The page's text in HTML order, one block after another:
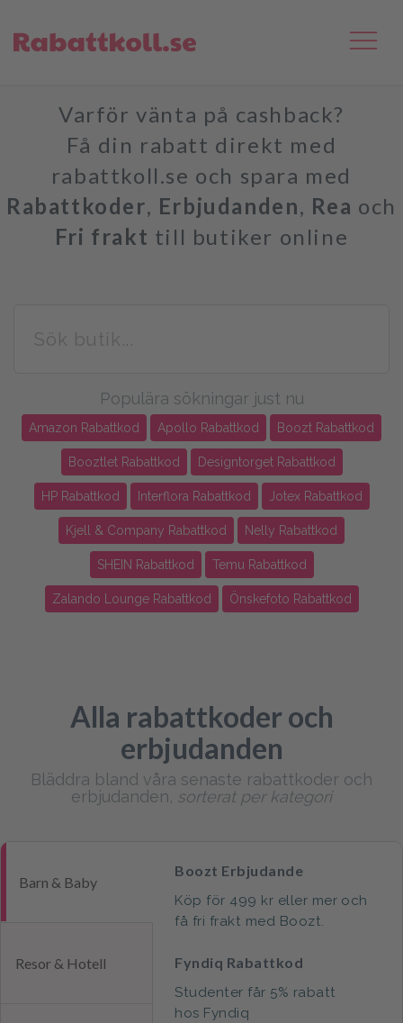
Varför vänta på cashback?
Få din rabatt direkt med
rabattkoll.se och spara med
Rabattkoder, Erbjudanden, Rea och
Fri frakt till butiker online
Populära sökningar just nu
Amazon Rabattkod Apollo Rabattkod Boozt Rabattkod
Booztlet Rabattkod Designtorget Rabattkod
HP Rabattkod Interflora Rabattkod Jotex Rabattkod
Kjell & Company Rabattkod Nelly Rabattkod
SHEIN Rabattkod Temu Rabattkod
Zalando Lounge Rabattkod Önskefoto Rabattkod
Alla rabattkoder och
erbjudanden
Bläddra bland våra senaste rabattkoder och
erbjudanden, sorterat per kategori
Barn & Baby
Resor & Hotell
Boozt Erbjudande
Köp för 499 kr eller mer och
få fri frakt med Boozt.
Fyndiq Rabattkod
Studenter får 5% rabatt
hos Fyndiq